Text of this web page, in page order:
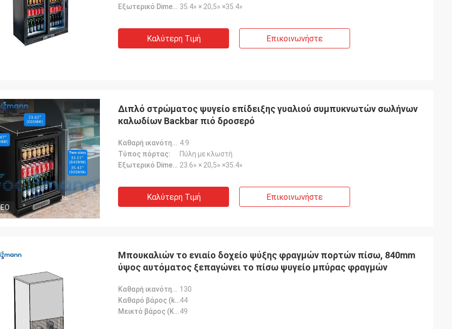
αγγλικής.Τα αγαθά μας
και αποστέλλονται άμεσα
καλά συσκευασμένα και
με τέλεια λειτουργία..
Εξωτερικό Dimension-W*D*H: 35.4» × 20,5» ×35.4»
Καλύτερη Τιμή Επικοινωνήστε
Διπλό στρώματος ψυγείο επίδειξης γυαλιού συμπυκνωτών σωλήνων
καλωδίων Backbar πιό δροσερό
Καθαρή ικανότητα (cu.ft): 4.9
Τύπος πόρτας:
Πύλη με κλωστή
Εξωτερικό Dimension-W*D*H: 23.6» × 20,5» ×35.4»
Καλύτερη Τιμή Επικοινωνήστε
Μπουκαλιών το ενιαίο δοχείο ψύξης φραγμών πορτών πίσω, 840mm
ύψος αυτόματος ξεπαγώνει το πίσω ψυγείο μπύρας φραγμών
Καθαρή ικανότητα (λ): 130
Καθαρό βάρος (kg):44
Μεικτό βάρος (KG):49